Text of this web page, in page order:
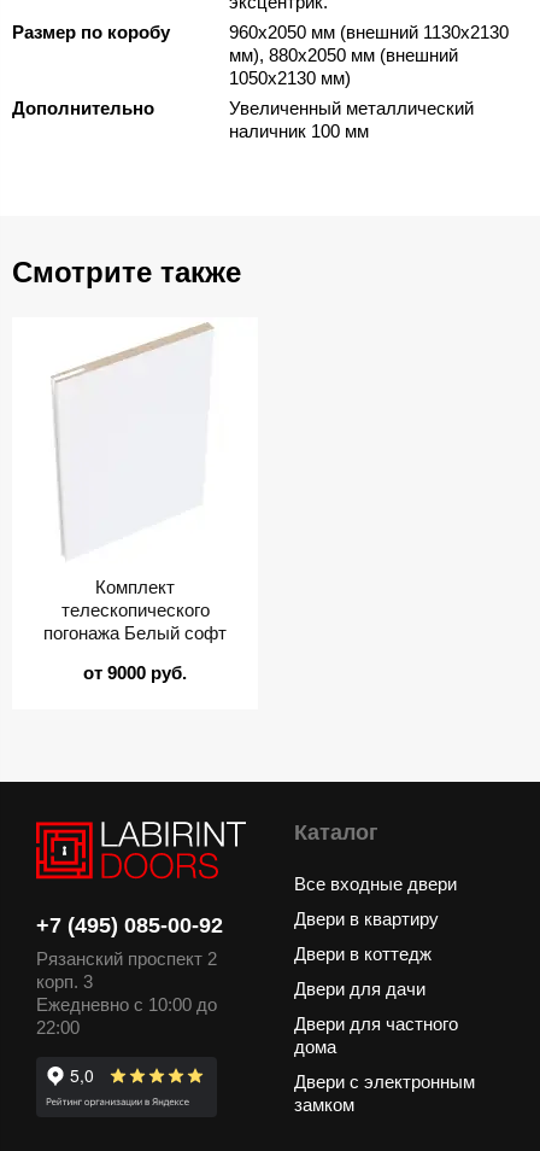
Размер по коробу
960х2050 мм (внешний 1130х2130
мм), 880х2050 мм (внешний
1050х2130 мм)
Дополнительно
Увеличенный металлический
наличник 100 мм
Смотрите также
Комплект
телескопического
погонажа Белый софт
от 9000 руб.
+7 (495) 085-00-92
Рязанский проспект 2
корп. 3
Ежедневно с 10:00 до
22:00
Каталог
Все входные двери
Двери в квартиру
Двери в коттедж
Двери для дачи
Двери для частного
дома
Двери с электронным
замком